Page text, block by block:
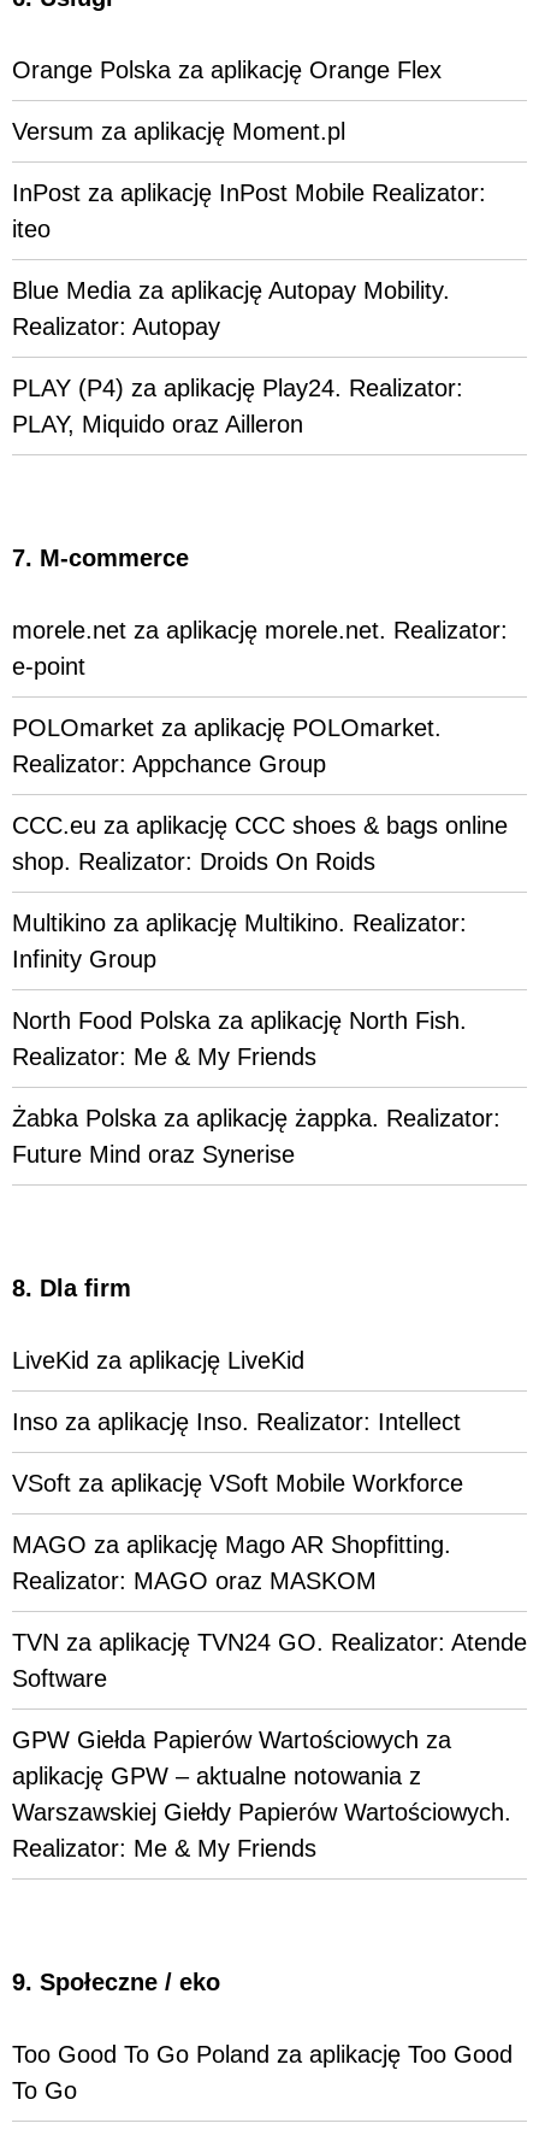
Orange Polska za aplikację Orange Flex
Versum za aplikację Moment.pl
InPost za aplikację InPost Mobile Realizator:
iteo
Blue Media za aplikację Autopay Mobility.
Realizator: Autopay
PLAY (P4) za aplikację Play24. Realizator:
PLAY, Miquido oraz Ailleron
7. M-commerce
morele.net za aplikację morele.net. Realizator:
e-point
POLOmarket za aplikację POLOmarket.
Realizator: Appchance Group
CCC.eu za aplikację CCC shoes & bags online
shop. Realizator: Droids On Roids
Multikino za aplikację Multikino. Realizator:
Infinity Group
North Food Polska za aplikację North Fish.
Realizator: Me & My Friends
Żabka Polska za aplikację żappka. Realizator:
Future Mind oraz Synerise
8. Dla firm
LiveKid za aplikację LiveKid
Inso za aplikację Inso. Realizator: Intellect
VSoft za aplikację VSoft Mobile Workforce
MAGO za aplikację Mago AR Shopfitting.
Realizator: MAGO oraz MASKOM
TVN za aplikację TVN24 GO. Realizator: Atende
Software
GPW Giełda Papierów Wartościowych za
aplikację GPW – aktualne notowania z
Warszawskiej Giełdy Papierów Wartościowych.
Realizator: Me & My Friends
9. Społeczne / eko
Too Good To Go Poland za aplikację Too Good
To Go